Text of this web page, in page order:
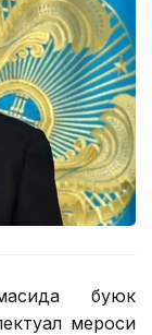
буюк
мероси